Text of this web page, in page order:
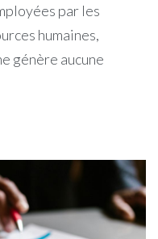
par les
humaines,
génère aucune